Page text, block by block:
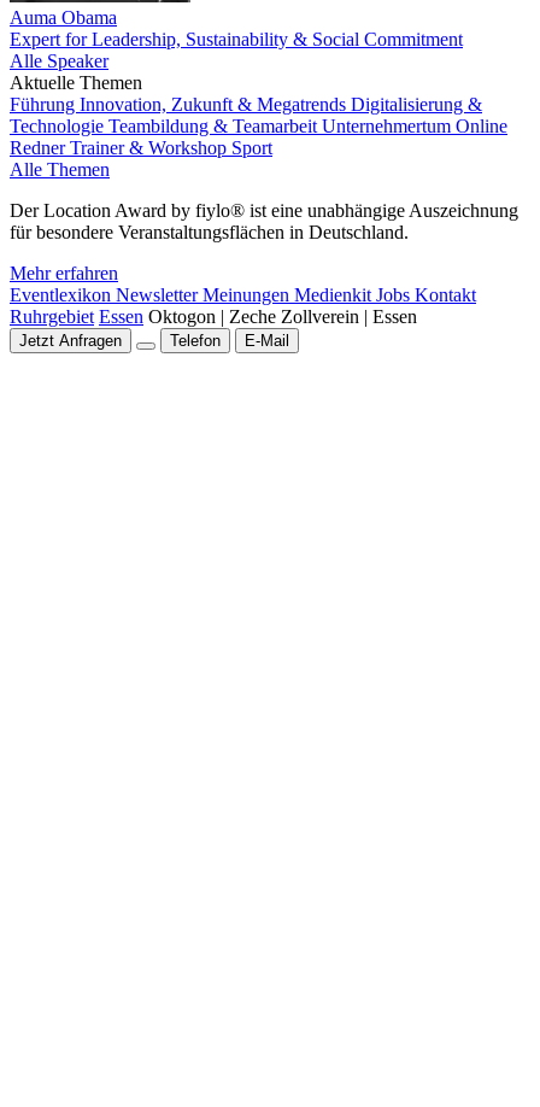
Auma Obama
Expert for Leadership, Sustainability & Social Commitment
Alle Speaker
Aktuelle Themen
Führung Innovation, Zukunft & Megatrends Digitalisierung &
Technologie Teambildung & Teamarbeit Unternehmertum Online
RednerTrainer & Workshop Sport
Alle Themen
Der Location Award by fiylo® ist eine unabhängige Auszeichnung
für besondere Veranstaltungsflächen in Deutschland.
Mehr erfahren
Eventlexikon NewsletterMeinungen Medienkit Jobs Kontakt
Ruhrgebiet Essen Oktogon | Zeche Zollverein | Essen
Jetzt Anfragen Telefon E-Mail